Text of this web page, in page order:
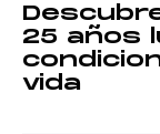
25 años
vida